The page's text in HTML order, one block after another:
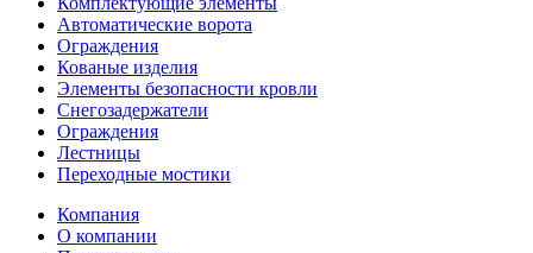
Автоматические ворота
Ограждения
Кованые изделия
Элементы безопасности кровли
Снегозадержатели
Ограждения
Лестницы
Переходные мостики
Компания
О компании